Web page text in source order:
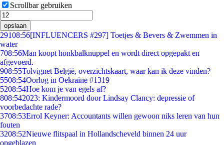
Scrollbar gebruiken
opslaan
29108:56[INFLUENCERS #297] Toetjes & Bevers & Zwemmen in
water
708:56Man koopt honkbalknuppel en wordt direct opgepakt en
afgevoerd.
908:55Tolvignet België, overzichtskaart, waar kan ik deze vinden?
5508:54Oorlog in Oekraïne #1319
5208:54Hoe kom je van egels af?
808:542023: Kindermoord door Lindsay Clancy: depressie of
voorbedachte rade?
3708:53Errol Keyner: Accountants willen gewoon niks leren van hun
fouten
3208:52Nieuwe flitspaal in Hollandscheveld binnen 24 uur
opgeblazen